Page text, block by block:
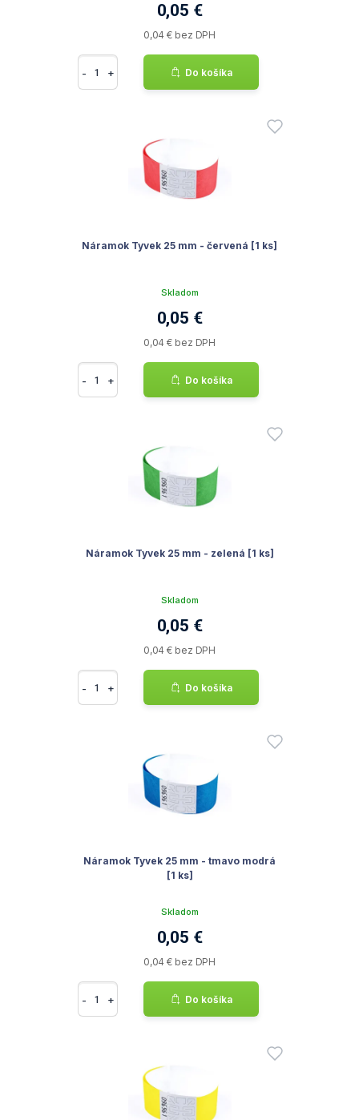
0,05 €
0,04 € bez DPH
- + Do košíka
Náramok Tyvek 25 mm - červená [1 ks]
Skladom
0,05 €
0,04 € bez DPH
- + Do košíka
Náramok Tyvek 25 mm - zelená [1 ks]
Skladom
0,05 €
0,04 € bez DPH
- + Do košíka
Náramok Tyvek 25 mm - tmavo modrá
[1 ks]
Skladom
0,05 €
0,04 € bez DPH
- + Do košíka